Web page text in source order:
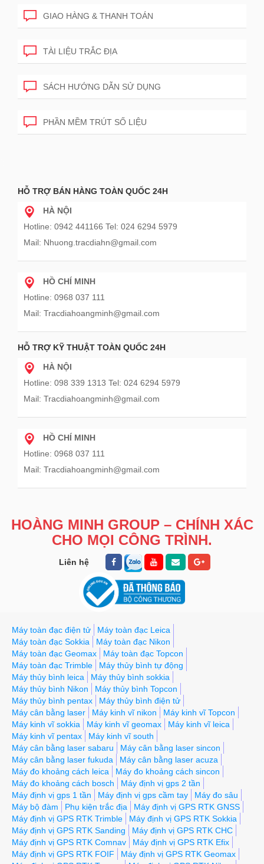
GIAO HÀNG & THANH TOÁN
TÀI LIỆU TRẮC ĐỊA
SÁCH HƯỚNG DẪN SỬ DỤNG
PHẦN MỀM TRÚT SỐ LIỆU
HỖ TRỢ BÁN HÀNG TOÀN QUỐC 24H
HÀ NỘI
Hotline: 0942 441166 Tel: 024 6294 5979
Mail: Nhuong.tracdiahn@gmail.com
HỒ CHÍ MINH
Hotline: 0968 037 111
Mail: Tracdiahoangminh@gmail.com
HỖ TRỢ KỸ THUẬT TOÀN QUỐC 24H
HÀ NỘI
Hotline: 098 339 1313 Tel: 024 6294 5979
Mail: Tracdiahoangminh@gmail.com
HỒ CHÍ MINH
Hotline: 0968 037 111
Mail: Tracdiahoangminh@gmail.com
HOÀNG MINH GROUP – CHÍNH XÁC
CHO MỌI CÔNG TRÌNH.
Liên hệ
Máy toàn đạc điện tử
Máy toàn đạc Leica
Máy toàn đạc Sokkia
Máy toàn đạc Nikon
Máy toàn đạc Geomax
Máy toàn đạc Topcon
Máy toàn đạc Trimble
Máy thủy bình tự động
Máy thủy bình leica
Máy thủy bình sokkia
Máy thủy bình Nikon
Máy thủy bình Topcon
Máy thủy bình pentax
Máy thủy bình điện tử
Máy cân bằng laser
Máy kinh vĩ nikon
Máy kinh vĩ Topcon
Máy kinh vĩ sokkia
Máy kinh vĩ geomax
Máy kinh vĩ leica
Máy kinh vĩ pentax
Máy kinh vĩ south
Máy cân bằng laser sabaru
Máy cân bằng laser sincon
Máy cân bằng laser fukuda
Máy cân bằng laser acuza
Máy đo khoảng cách leica
Máy đo khoảng cách sincon
Máy đo khoảng cách bosch
Máy định vị gps 2 tần
Máy định vị gps 1 tần
Máy định vị gps cầm tay
Máy đo sâu
Máy bộ đàm
Phụ kiện trắc địa
Máy định vị GPS RTK GNSS
Máy định vị GPS RTK Trimble
Máy định vị GPS RTK Sokkia
Máy định vị GPS RTK Sanding
Máy định vị GPS RTK CHC
Máy định vị GPS RTK Comnav
Máy định vị GPS RTK Efix
Máy định vị GPS RTK FOIF
Máy định vị GPS RTK Geomax